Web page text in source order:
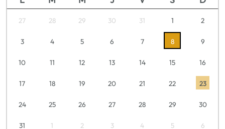
27 28 29 30 31 1 2
3 4 5 6 7 8 9
10 11 12 13 14 15 16
17 18 19 20 21 22 23
24 25 26 27 28 29 30
31 1 2 3 4 5 6